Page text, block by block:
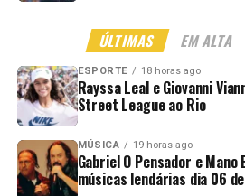
ÚLTIMAS EM ALTA
ESPORTE 18 horas ago
Rayssa Leal e Giovanni
Street League ao Rio
MÚSICA 19 horas ago
Gabriel O Pensador e
músicas lendárias dia 06